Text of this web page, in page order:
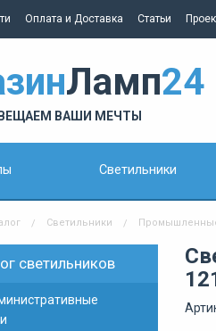
Оплата и Доставка Статьи
Ламп24
ВАШИ МЕЧТЫ
Светильники
Светильники
светильников